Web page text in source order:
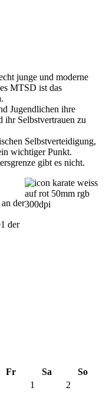
junge und moderne
MTSD ist das
Jugendlichen ihre
ihr Selbstvertrauen zu
Selbstverteidigung,
wichtiger Punkt.
gibt es nicht.
der
der
Fr Sa
So
1
2